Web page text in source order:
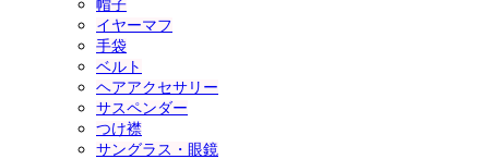
帽子
イヤーマフ
手袋
ベルト
ヘアアクセサリー
サスペンダー
つけ襟
サングラス・眼鏡